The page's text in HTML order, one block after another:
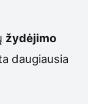
žydėjimo
daugiausia